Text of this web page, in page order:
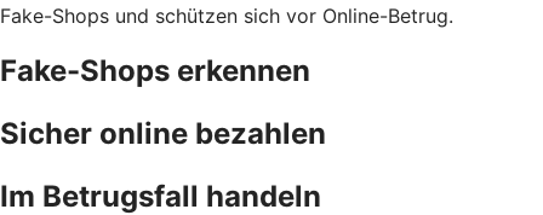
Fake-Shops und schützen sich vor Online-Betrug.
Fake-Shops erkennen
Sicher online bezahlen
Im Betrugsfall handeln